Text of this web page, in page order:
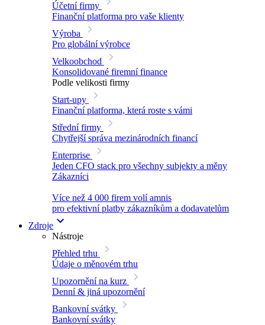
Účetní firmy
Finanční platforma pro vaše klienty
Výroba
Pro globální výrobce
Velkoobchod
Konsolidované firemní finance
Podle velikosti firmy
Start-upy
Finanční platforma, která roste s vámi
Střední firmy
Chytřejší správa mezinárodních financí
Enterprise
Jeden CFO stack pro všechny subjekty a měny
Zákazníci
Více než 4 000 firem volí amnis
pro efektivní platby zákazníkům a dodavatelům
Zdroje
Nástroje
Přehled trhu
Údaje o měnovém trhu
Upozornění na kurz
Denní & jiná upozornění
Bankovní svátky
Bankovní svátky